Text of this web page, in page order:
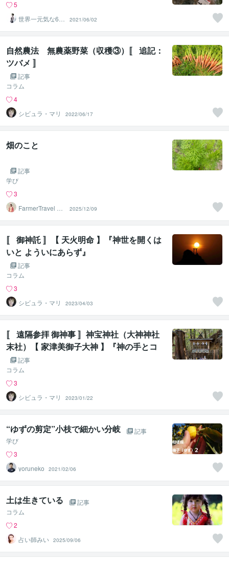
5
世界一元気な60
歳♪ 藤野もえ
2021/06/02
自然農法 無農薬野菜（収穫③）〚 追記：
ツバメ 〛
記事
コラム
4
シビュラ・マリ
2022/06/17
畑のこと
記事
学び
3
FarmerTravel cre
2025/12/09
〚 御神託 〛【 天火明命 】『神世を開くは
いと よういにあらず』
記事
コラム
3
シビュラ・マリ
2023/04/03
〚 遠隔参拝 御神事 〛神宝神社（大神神社
末社）【 家津美御子大神 】『神の手とコ
ラボ』②
記事
コラム
3
シビュラ・マリ
2023/01/22
“ゆずの剪定”小枝で細かい分岐
記事
学び
3
yoruneko
2021/02/06
土は生きている
記事
コラム
2
占い師みい 2025/09/06